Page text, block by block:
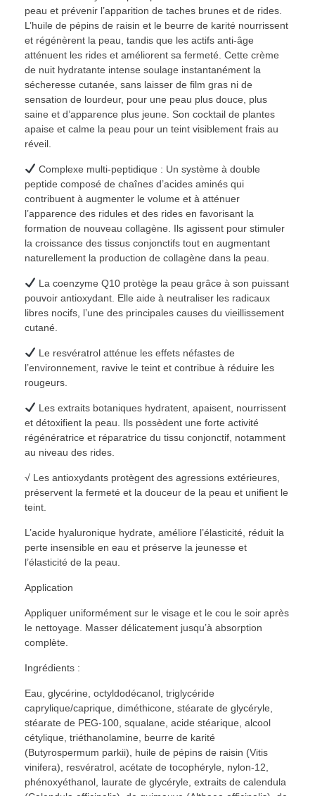
peau et prévenir l’apparition de taches brunes et de rides.
L’huile de pépins de raisin et le beurre de karité nourrissent
et régénèrent la peau, tandis que les actifs anti-âge
atténuent les rides et améliorent sa fermeté. Cette crème
de nuit hydratante intense soulage instantanément la
sécheresse cutanée, sans laisser de film gras ni de
sensation de lourdeur, pour une peau plus douce, plus
saine et d’apparence plus jeune. Son cocktail de plantes
apaise et calme la peau pour un teint visiblement frais au
réveil.
Complexe multi-peptidique : Un système à double
peptide composé de chaînes d’acides aminés qui
contribuent à augmenter le volume et à atténuer
l’apparence des ridules et des rides en favorisant la
formation de nouveau collagène. Ils agissent pour stimuler
la croissance des tissus conjonctifs tout en augmentant
naturellement la production de collagène dans la peau.
La coenzyme Q10 protège la peau grâce à son puissant
pouvoir antioxydant. Elle aide à neutraliser les radicaux
libres nocifs, l’une des principales causes du vieillissement
cutané.
Le resvératrol atténue les effets néfastes de
l’environnement, ravive le teint et contribue à réduire les
rougeurs.
Les extraits botaniques hydratent, apaisent, nourrissent
et détoxifient la peau. Ils possèdent une forte activité
régénératrice et réparatrice du tissu conjonctif, notamment
au niveau des rides.
√ Les antioxydants protègent des agressions extérieures,
préservent la fermeté et la douceur de la peau et unifient le
teint.
L’acide hyaluronique hydrate, améliore l’élasticité, réduit la
perte insensible en eau et préserve la jeunesse et
l’élasticité de la peau.
Application
Appliquer uniformément sur le visage et le cou le soir après
le nettoyage. Masser délicatement jusqu’à absorption
complète.
Ingrédients :
Eau, glycérine, octyldodécanol, triglycéride
caprylique/caprique, diméthicone, stéarate de glycéryle,
stéarate de PEG-100, squalane, acide stéarique, alcool
cétylique, triéthanolamine, beurre de karité
(Butyrospermum parkii), huile de pépins de raisin (Vitis
vinifera), resvératrol, acétate de tocophéryle, nylon-12,
phénoxyéthanol, laurate de glycéryle, extraits de calendula